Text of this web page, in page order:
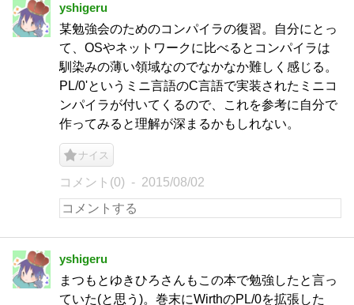
yshigeru
某勉強会のためのコンパイラの復習。自分にとっ
て、OSやネットワークに比べるとコンパイラは
馴染みの薄い領域なのでなかなか難しく感じる。
PL/0'というミニ言語のC言語で実装されたミニコ
ンパイラが付いてくるので、これを参考に自分で
作ってみると理解が深まるかもしれない。
ナイス
コメント(0) 2015/08/02
yshigeru
まつもとゆきひろさんもこの本で勉強したと言っ
ていた(と思う)。巻末にWirthのPL/0を拡張した